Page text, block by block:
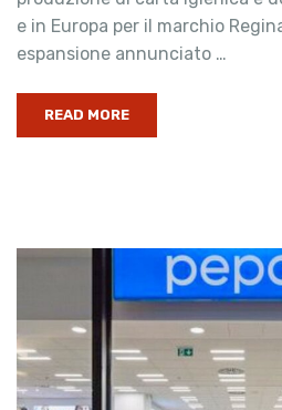
e in Europa per il marchio
espansione annunciato …
READ MORE